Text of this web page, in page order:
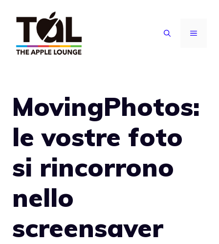
contenuto
MENU
MovingPhotos:
le vostre foto
si rincorrono
nello
screensaver